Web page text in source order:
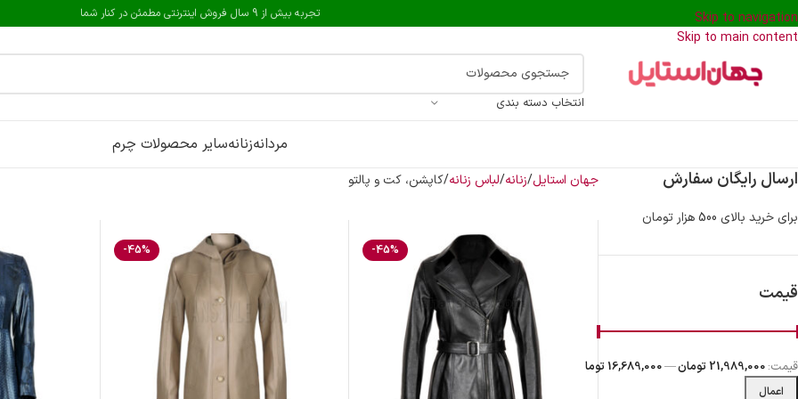
Skip to navigation
Skip to main content
تجربه بیش از 9 سال فروش اینترنتی مطمئن در کنار شما
انتخاب دسته بندی
مردانهزنانهسایر محصولات چرم
ارسال رایگان سفارش
برای خرید بالای 500 هزار تومان
قیمت
اعمال
قیمت: 21,989,000 تومان —16,689,000 تومان
جهان استایل زنانه لباس زنانه کاپشن، کت و پالتو
-45%
-45%